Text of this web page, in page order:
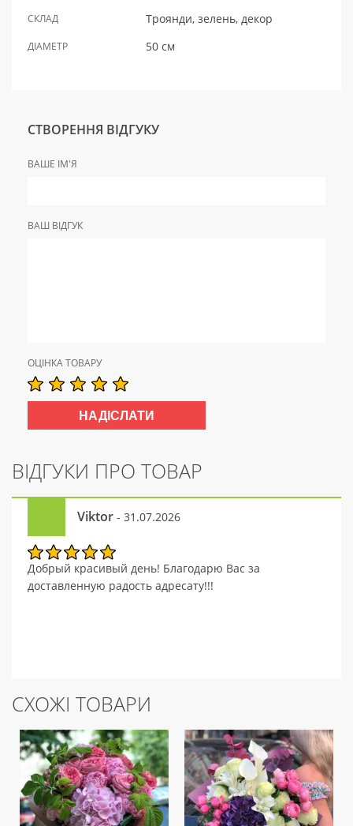
СКЛАД Троянди, зелень, декор
ДІАМЕТР 50 см
СТВОРЕННЯ ВІДГУКУ
ВАШЕ ІМ'Я
ВАШ ВІДГУК
ОЦІНКА ТОВАРУ
ВІДГУКИ ПРО ТОВАР
Viktor - 31.07.2026
Добрый красивый день! Благодарю Вас за
доставленную радость адресату!!!
СХОЖІ ТОВАРИ